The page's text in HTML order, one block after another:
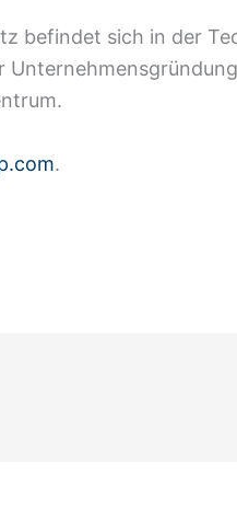
befindet sich in der
.